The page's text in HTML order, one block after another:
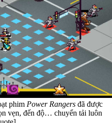
phim Power Rangers đã được
vẹn, đến độ… chuyển tải luôn